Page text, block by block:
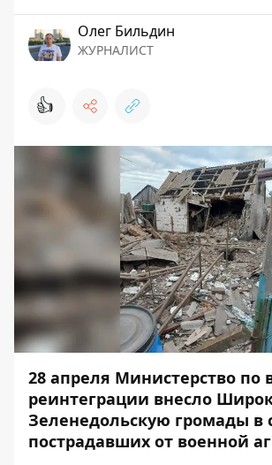
Олег Бильдин
ЖУРНАЛИСТ
👍
28 апреля Министерство по
реинтеграции внесло
Зеленедольскую громады в
пострадавших от военной